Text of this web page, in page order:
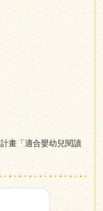
畫「適合嬰幼兒閱讀